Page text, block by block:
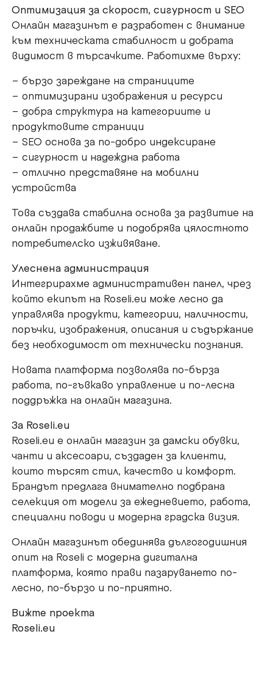
Оптимизация за скорост, сигурност и SEO
Онлайн магазинът е разработен с внимание
към техническата стабилност и добрата
видимост в търсачките. Работихме върху:
– бързо зареждане на страниците
– оптимизирани изображения и ресурси
– добра структура на категориите и
продуктовите страници
– SEO основа за по-добро индексиране
– сигурност и надеждна работа
– отлично представяне на мобилни
устройства
Това създава стабилна основа за развитие на
онлайн продажбите и подобрява цялостното
потребителско изживяване.
Улеснена администрация
Интегрирахме административен панел, чрез
който екипът на Roseli.eu може лесно да
управлява продукти, категории, наличности,
поръчки, изображения, описания и съдържание
без необходимост от технически познания.
Новата платформа позволява по-бърза
работа, по-гъвкаво управление и по-лесна
поддръжка на онлайн магазина.
За Roseli.eu
Roseli.eu е онлайн магазин за дамски обувки,
чанти и аксесоари, създаден за клиенти,
които търсят стил, качество и комфорт.
Брандът предлага внимателно подбрана
селекция от модели за ежедневието, работа,
специални поводи и модерна градска визия.
Онлайн магазинът обединява дългогодишния
опит на Roseli с модерна дигитална
платформа, която прави пазаруването по-
лесно, по-бързо и по-приятно.
Вижте проекта
Roseli.eu